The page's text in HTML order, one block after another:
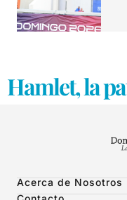
Hamlet, la
Acerca de Nosotros